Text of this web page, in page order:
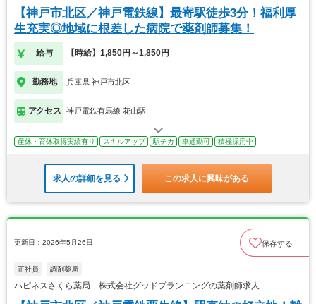
【神戸市北区／神戸電鉄線】最寄駅徒歩3分！福利厚
生充実◎地域に根差した病院で薬剤師募集！
給与 【時給】1,850円～1,850円
勤務地 兵庫県 神戸市北区
アクセス 神戸電鉄有馬線 花山駅
産休・育休取得実績有り スキルアップ 駅チカ 車通勤可 積極採用中
求人の詳細を見る この求人に興味がある
更新日：2026年5月26日 保存する
正社員 調剤薬局
ハピネスさくら薬局 株式会社グッドプランニングの薬剤師求人